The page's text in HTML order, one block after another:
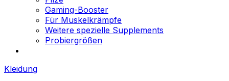
Gaming-Booster
Für Muskelkrämpfe
Weitere spezielle Supplements
Probiergrößen
Kleidung